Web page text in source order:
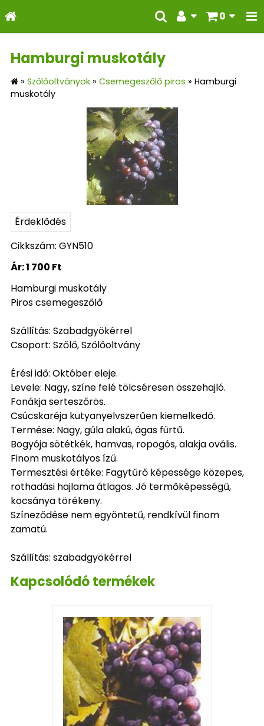
0
Hamburgi muskotály
» Szőlőoltványok » Csemegeszőlő piros » Hamburgi
muskotály
Érdeklődés
Cikkszám: GYN510
Ár:1 700 Ft
Hamburgi muskotály
Piros csemegeszőlő
Szállítás: Szabadgyökérrel
Csoport: Szőlő, Szőlőoltvány
Érési idő: Október eleje.
Levele: Nagy, színe felé tölcséresen összehajló.
Fonákja serteszőrös.
Csúcskaréja kutyanyelvszerűen kiemelkedő.
Termése: Nagy, gúla alakú, ágas fürtű.
Bogyója sötétkék, hamvas, ropogós, alakja ovális.
Finom muskotályos ízű.
Termesztési értéke: Fagytűrő képessége közepes,
rothadási hajlama átlagos. Jó termőképességű,
kocsánya törékeny.
Színeződése nem egyöntetű, rendkívül finom
zamatú.
Szállítás: szabadgyökérrel
Kapcsolódó termékek